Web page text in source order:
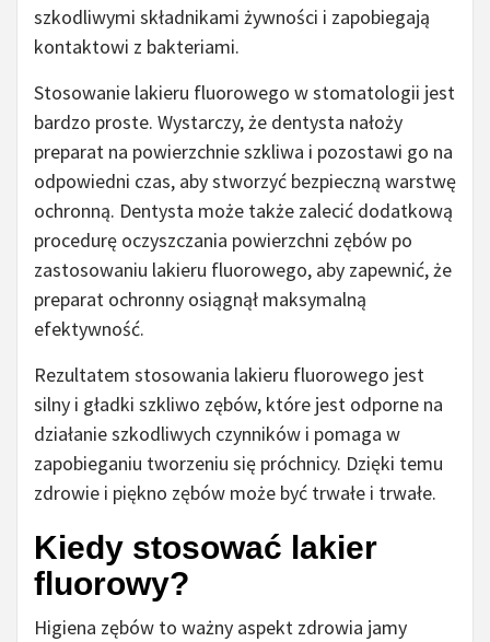
szkodliwymi składnikami żywności i zapobiegają
kontaktowi z bakteriami.
Stosowanie lakieru fluorowego w stomatologii jest
bardzo proste. Wystarczy, że dentysta nałoży
preparat na powierzchnie szkliwa i pozostawi go na
odpowiedni czas, aby stworzyć bezpieczną warstwę
ochronną. Dentysta może także zalecić dodatkową
procedurę oczyszczania powierzchni zębów po
zastosowaniu lakieru fluorowego, aby zapewnić, że
preparat ochronny osiągnął maksymalną
efektywność.
Rezultatem stosowania lakieru fluorowego jest
silny i gładki szkliwo zębów, które jest odporne na
działanie szkodliwych czynników i pomaga w
zapobieganiu tworzeniu się próchnicy. Dzięki temu
zdrowie i piękno zębów może być trwałe i trwałe.
Kiedy stosować lakier
fluorowy?
Higiena zębów to ważny aspekt zdrowia jamy